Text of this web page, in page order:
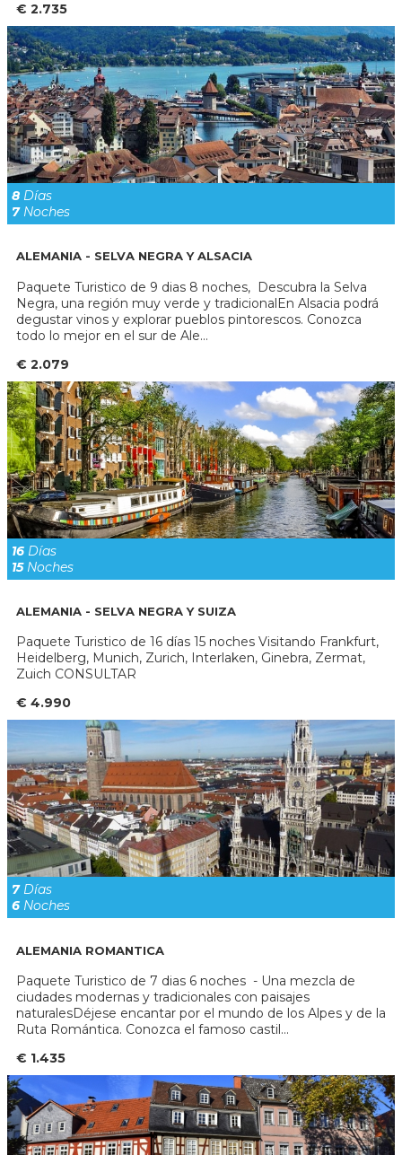
€ 2.735
8 Días
7Noches
ALEMANIA - SELVA NEGRA Y ALSACIA
Paquete Turistico de 9 dias 8 noches, Descubra la Selva
Negra, una región muy verde y tradicionalEn Alsacia podrá
degustar vinos y explorar pueblos pintorescos. Conozca
todo lo mejor en el sur de Ale...
€ 2.079
16 Días
15Noches
ALEMANIA - SELVA NEGRA Y SUIZA
Paquete Turistico de 16 días 15 noches Visitando Frankfurt,
Heidelberg, Munich, Zurich, Interlaken, Ginebra, Zermat,
Zuich CONSULTAR
€ 4.990
7Días
6 Noches
ALEMANIA ROMANTICA
Paquete Turistico de 7 dias 6 noches - Una mezcla de
ciudades modernas y tradicionales con paisajes
naturalesDéjese encantar por el mundo de los Alpes y de la
Ruta Romántica. Conozca el famoso castil...
€ 1.435